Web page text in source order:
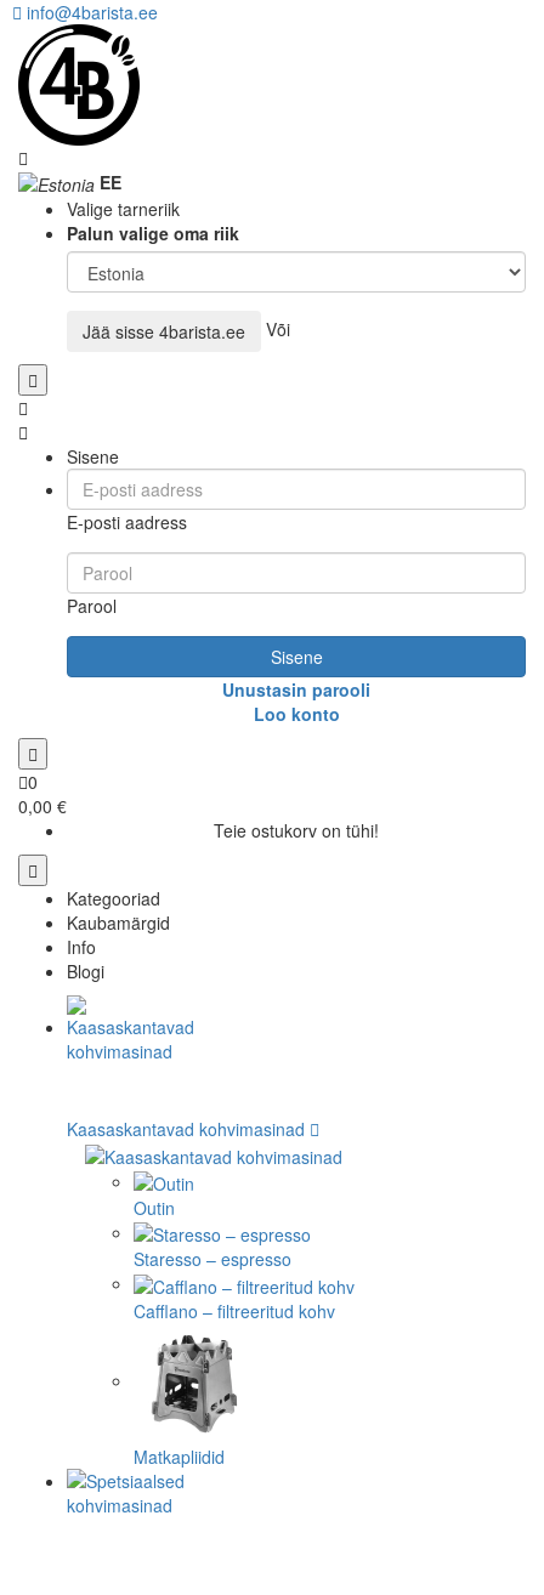
info@4barista.ee
EE
Valige tarneriik
Palun valige oma riik
Jää sisse 4barista.ee Või
Sisene
E-posti aadress
Parool
Sisene
Unustasin parooli
Loo konto
0
0,00 €
Teie ostukorv on tühi!
Kategooriad
Kaubamärgid
Info
Blogi
Kaasaskantavad kohvimasinad
Outin
Staresso – espresso
Cafflano – filtreeritud kohv
Matkapliidid